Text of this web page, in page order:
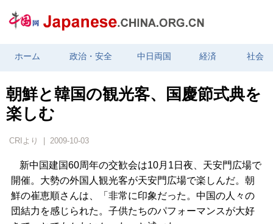
ホーム 政治・安全 中日両国 経済 社会
朝鮮と韓国の観光客、国慶節式典を
楽しむ
CRIより | 2009-10-03
新中国建国60周年の交歓会は10月1日夜、天安門広場で
開催。大勢の外国人観光客が天安門広場で楽しんだ。朝
鮮の崔恵順さんは、「非常に印象だった。中国の人々の
団結力を感じられた。子供たちのパフォーマンスが大好